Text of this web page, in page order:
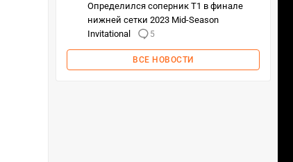
Определился соперник T1 в финале
нижней сетки 2023 Mid-Season
Invitational
5
ВСЕ НОВОСТИ